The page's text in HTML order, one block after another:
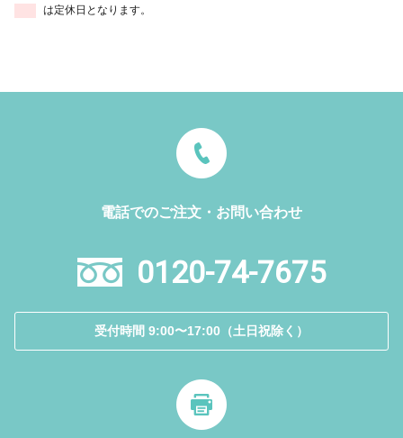
は定休日となります。
電話でのご注文・お問い合わせ
0120-74-7675
受付時間 9:00〜17:00（土日祝除く）